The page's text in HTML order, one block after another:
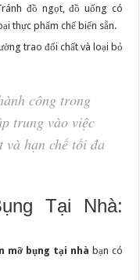
đồ ngọt, đồ uống có
thực phẩm chế biến sẵn.
trao đổi chất và loại bỏ
công trong
trung vào việc
và hạn chế tối đa
Tại Nhà:
mỡ bụng tại nhà bạn có